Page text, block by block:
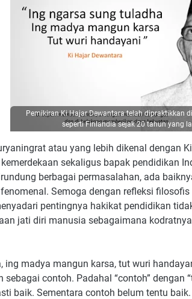
Pemikiran Ki Hajar Dewantara telah dipraktikkan
seperti Finlandia sejak 20 tahun yang
atau yang lebih dikenal dengan
sekaligus bapak pendidikan
berbagai permasalahan, ada
Semoga dengan refleksi
pentingnya hakikat pendidikan
jati diri manusia sebagaimana
ing madya mangun karsa, tut wuri
contoh. Padahal “contoh” dengan
baik. Sementara contoh belum tentu